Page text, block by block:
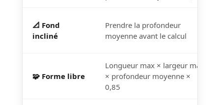
📐 Fond
incliné
Prendre la profondeur
moyenne avant le calcul
🧩 Forme libre
Longueur max × largeur max
× profondeur moyenne ×
0,85